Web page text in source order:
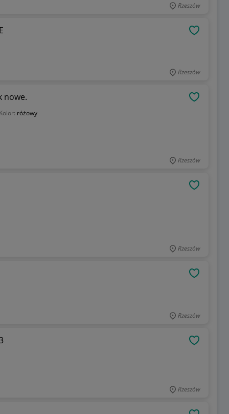
Rzeszów
Rzeszów
nowe.
Kolor: różowy
Rzeszów
Rzeszów
Rzeszów
Rzeszów